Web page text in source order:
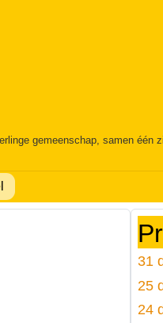
gemeenschap, samen
31
25
24